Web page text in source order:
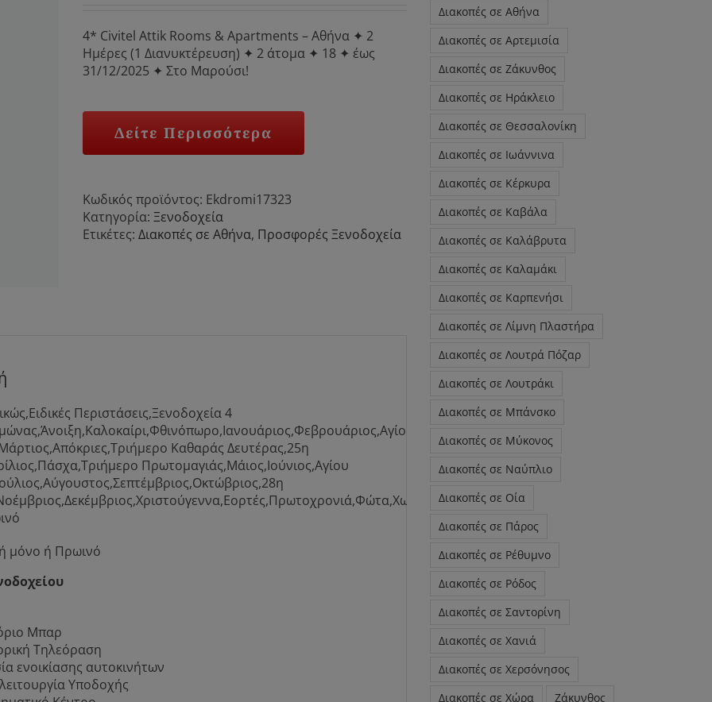
4* Civitel Attik Rooms & Apartments – Αθήνα ✦ 2
Ημέρες (1 Διανυκτέρευση) ✦ 2 άτομα ✦ 18 ✦ έως
31/12/2025 ✦ Στο Μαρούσι!
Δείτε Περισσότερα
Κωδικός προϊόντος: Ekdromi17323
Κατηγορία: Ξενοδοχεία
Ετικέτες: Διακοπές σε Αθήνα, Προσφορές Ξενοδοχεία
Περιστάσεις,Ξενοδοχεία 4
Καθαράς Δευτέρας,25η
Πρωτομαγιάς,Μάιος,Ιούνιος,Αγίου
μόνο ή Πρωινό
Μπαρ
Τηλεόραση
ενοικίασης αυτοκινήτων
Υποδοχής
Διακοπές σε Αθήνα
Διακοπές σε Αρτεμισία
Διακοπές σε Ζάκυνθος
Διακοπές σε Ηράκλειο
Διακοπές σε Θεσσαλονίκη
Διακοπές σε Ιωάννινα
Διακοπές σε Κέρκυρα
Διακοπές σε Καβάλα
Διακοπές σε Καλάβρυτα
Διακοπές σε Καλαμάκι
Διακοπές σε Καρπενήσι
Διακοπές σε Λίμνη Πλαστήρα
Διακοπές σε Λουτρά Πόζαρ
Διακοπές σε Λουτράκι
Διακοπές σε Μπάνσκο
Διακοπές σε Μύκονος
Διακοπές σε Ναύπλιο
Διακοπές σε Οία
Διακοπές σε Πάρος
Διακοπές σε Ρέθυμνο
Διακοπές σε Ρόδος
Διακοπές σε Σαντορίνη
Διακοπές σε Χανιά
Διακοπές σε Χερσόνησος
Διακοπές σε Χώρα
Ζάκυνθος